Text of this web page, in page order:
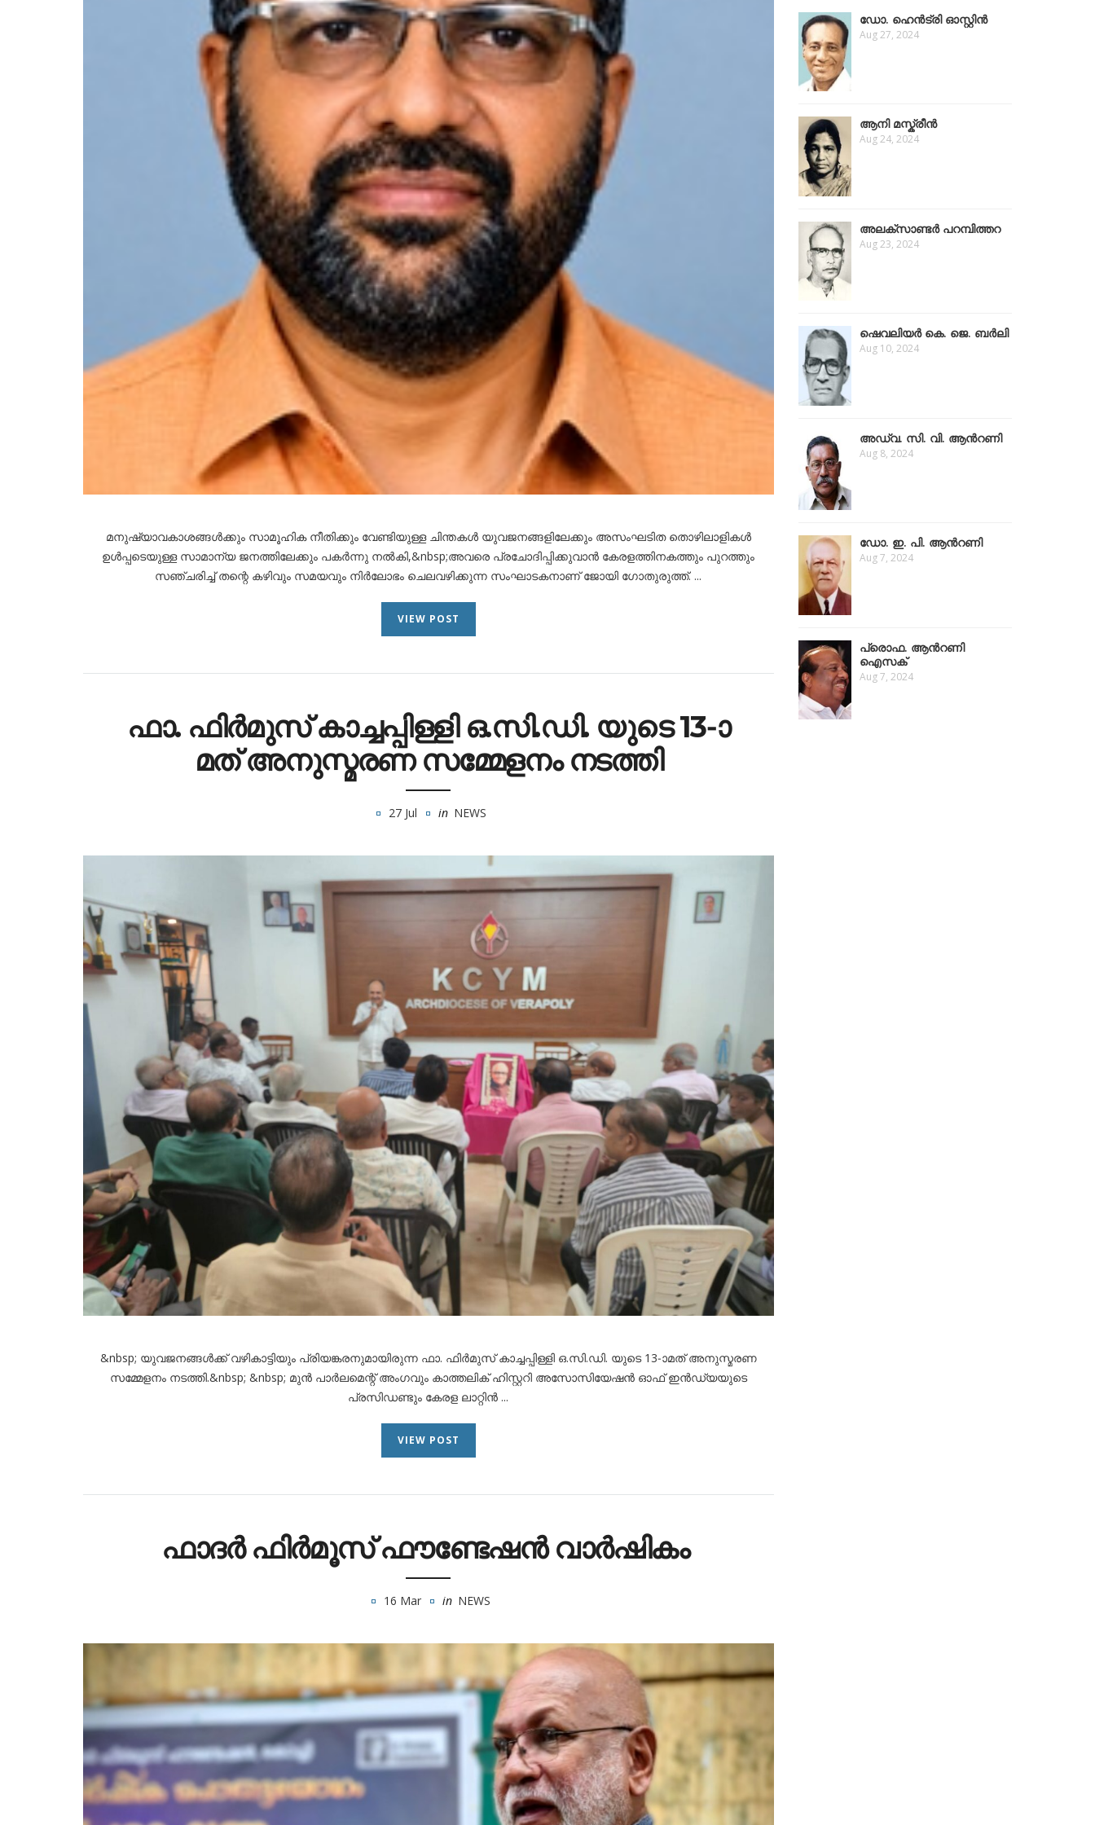
മനുഷ്യാവകാശങ്ങൾക്കും സാമൂഹിക നീതിക്കും വേണ്ടിയുള്ള ചിന്തകൾ യുവജനങ്ങളിലേക്കും അസംഘടിത തൊഴിലാളികൾ
ഉൾപ്പടെയുള്ള സാമാന്യ ജനത്തിലേക്കും പകർന്നു നൽകി,&nbsp;അവരെ പ്രചോദിപ്പിക്കുവാൻ കേരളത്തിനകത്തും പുറത്തും
സഞ്ചരിച്ച് തന്റെ കഴിവും സമയവും നിർലോഭം ചെലവഴിക്കുന്ന സംഘാടകനാണ് ജോയി ഗോതുരുത്ത്. ...
VIEW POST
ഫാ. ഫിർമുസ് കാച്ചപ്പിള്ളി ഒ.സി.ഡി. യുടെ 13-ാ
മത് അനുസ്മരണ സമ്മേളനം നടത്തി
27 Jul in NEWS
&nbsp; യുവജനങ്ങൾക്ക് വഴികാട്ടിയും പ്രിയങ്കരനുമായിരുന്ന ഫാ. ഫിർമുസ് കാച്ചപ്പിള്ളി ഒ.സി.ഡി. യുടെ 13-ാമത് അനുസ്മരണ
സമ്മേളനം നടത്തി.&nbsp; &nbsp; മുൻ പാർലമെന്റ് അംഗവും കാത്തലിക് ഹിസ്റ്ററി അസോസിയേഷൻ ഓഫ് ഇൻഡ്യയുടെ
പ്രസിഡണ്ടും കേരള ലാറ്റിൻ ...
VIEW POST
ഫാദർ ഫിർമൂസ് ഫൗണ്ടേഷൻ വാർഷികം
16 Mar in NEWS
ഡോ. ഹെൻട്രി ഓസ്റ്റിന്‍
Aug 27, 2024
ആനി മസ്ക്രീന്‍
Aug 24, 2024
അലക്സാണ്ടർ പറമ്പിത്തറ
Aug 23, 2024
ഷെവലിയർ കെ. ജെ. ബർലി
Aug 10, 2024
അഡ്വ. സി. വി. ആൻറണി
Aug 8, 2024
ഡോ. ഇ. പി. ആൻറണി
Aug 7, 2024
പ്രൊഫ. ആൻറണി
ഐസക്
Aug 7, 2024